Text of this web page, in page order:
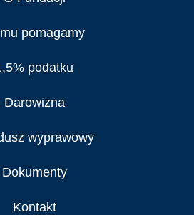
pomagamy
podatku
Darowizna
wyprawowy
Dokumenty
Kontakt